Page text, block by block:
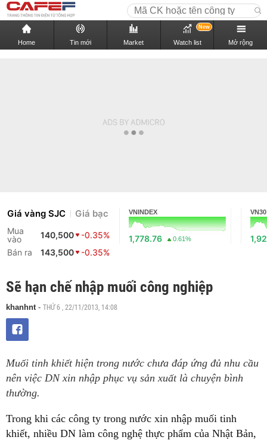
Home Tin mới Market Watch list
New
Mở rộng
Giá vàng SJC Giá bạc
Mua
vào
140,500
-0.35%
Bán ra
143,500 -0.35%
VNINDEX
1,778.76 0.61%
VN30
Sẽ hạn chế nhập muối công nghiệp
khanhnt- THỨ 6 , 22/11/2013, 14:08
Muối tinh khiết hiện trong nước chưa đáp ứng đủ nhu cầu
nên việc DN xin nhập phục vụ sản xuất là chuyện bình
thường.
Trong khi các công ty trong nước xin nhập muối tinh
khiết, nhiều DN làm công nghệ thực phẩm của Nhật Bản,